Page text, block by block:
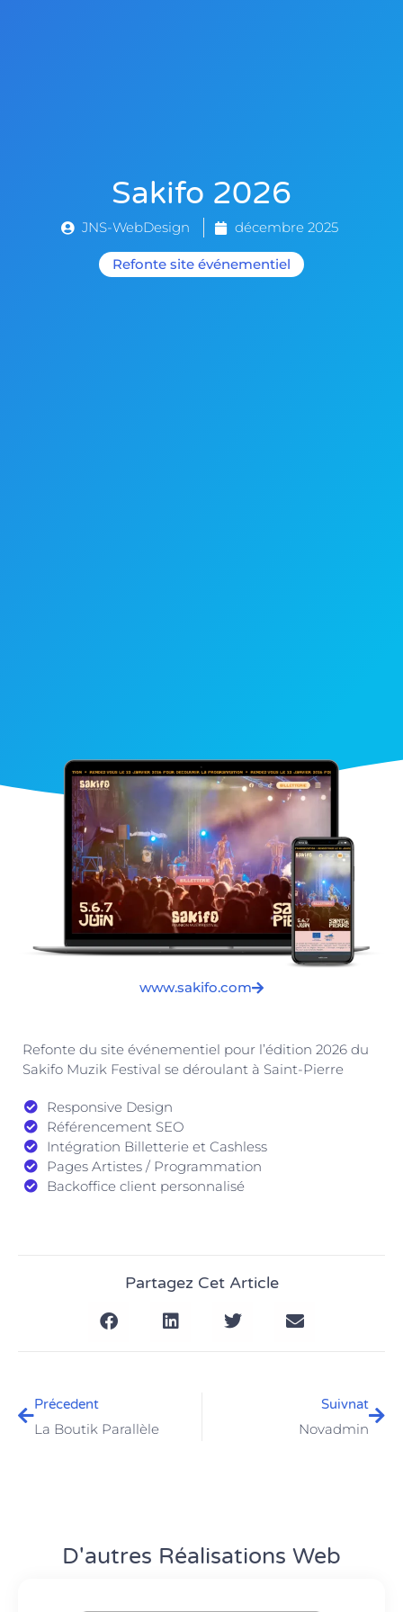
Sakifo 2026
JNS-WebDesign décembre 2025
Refonte site événementiel
www.sakifo.com
Refonte du site événementiel pour l’édition 2026 du
Sakifo Muzik Festival se déroulant à Saint-Pierre
Responsive Design
Référencement SEO
Intégration Billetterie et Cashless
Pages Artistes / Programmation
Backoffice client personnalisé
Partagez Cet Article
Précedent
La Boutik Parallèle
Suivnat
Novadmin
D'autres Réalisations Web